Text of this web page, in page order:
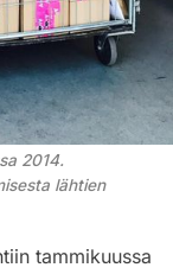
2014.
lähtien
tammikuussa